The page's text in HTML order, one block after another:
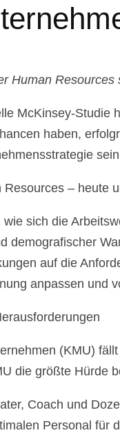
Human Resources
McKinsey-Studie
haben,
– heute
sich die
demografischer
auf die
anpassen und
(KMU)
die größte Hürde
Coach und
Personal für